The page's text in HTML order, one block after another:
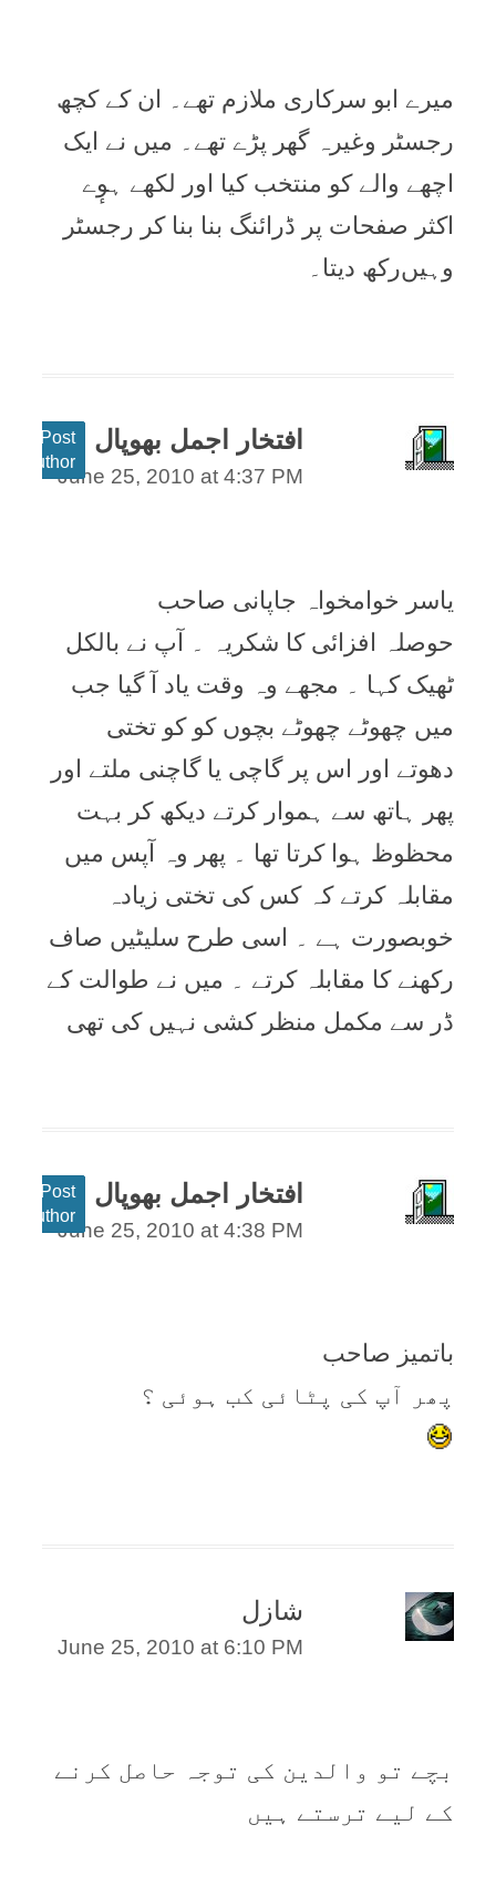
میرے ابو سرکاری ملازم تھے۔ ان کے کچھ
رجسٹر وغیرہ گھر پڑے تھے۔ میں نے ایک
اچھے والے کو منتخب کیا اور لکھے ہوٕے
اکثر صفحات پر ڈرائنگ بنا بنا کر رجسٹر
وہیں‌رکھ دیتا۔
افتخار اجمل بھوپال
Post
author
June 25, 2010 at 4:37 PM
یاسر خوامخواہ جاپانی صاحب
حوصلہ افزائی کا شکريہ ۔ آپ نے بالکل
ٹھيک کہا ۔ مجھے وہ وقت ياد آ گيا جب
ميں چھوٹے چھوٹے بچوں کو کو تختی
دھوتے اور اس پر گاچی يا گاچنی ملتے اور
پھر ہاتھ سے ہموار کرتے ديکھ کر بہت
محظوظ ہوا کرتا تھا ۔ پھر وہ آپس ميں
مقابلہ کرتے کہ کس کی تختی زيادہ
خوبصورت ہے ۔ اسی طرح سليٹيں صاف
رکھنے کا مقابلہ کرتے ۔ ميں نے طوالت کے
ڈر سے مکمل منظر کشی نہيں کی تھی
افتخار اجمل بھوپال
Post
author
June 25, 2010 at 4:38 PM
باتميز صاحب
پھر آپ کی پٹائی کب ہوئی ؟
شازل
June 25, 2010 at 6:10 PM
بچے تو والدین کی توجہ حاصل کرنے
کے لیے ترستے ہیں